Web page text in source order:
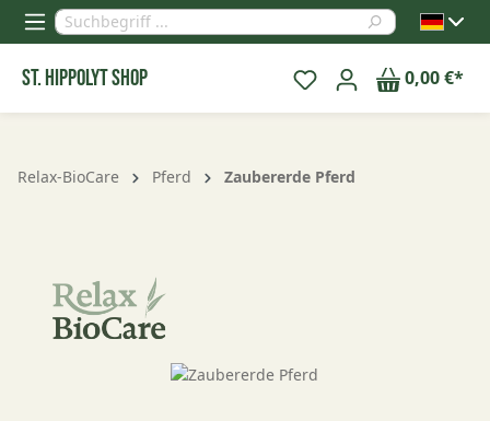
springen
St. Hippolyt Shop 0,00 €*
Relax-BioCare Pferd Zaubererde Pferd
Bildergalerie überspringen